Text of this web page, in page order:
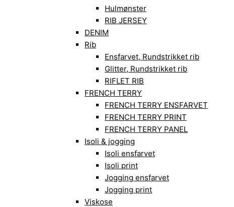
Hulmønster
RIB JERSEY
DENIM
Rib
Ensfarvet, Rundstrikket rib
Glitter, Rundstrikket rib
RIFLET RIB
FRENCH TERRY
FRENCH TERRY ENSFARVET
FRENCH TERRY PRINT
FRENCH TERRY PANEL
Isoli & jogging
Isoli ensfarvet
Isoli print
Jogging ensfarvet
Jogging print
Viskose